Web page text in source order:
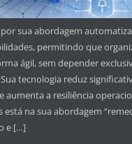
por sua abordagem
permitindo que
ágil, sem depender
tecnologia reduz
aumenta a resiliência
está na sua abordagem
e […]